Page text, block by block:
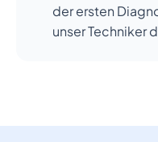
der ersten
unser Techniker